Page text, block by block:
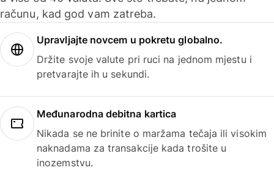
računu, kad god vam zatreba.
Upravljajte novcem u pokretu globalno.
Držite svoje valute pri ruci na jednom mjestu i
pretvarajte ih u sekundi.
Međunarodna debitna kartica
Nikada se ne brinite o maržama tečaja ili visokim
naknadama za transakcije kada trošite u
inozemstvu.